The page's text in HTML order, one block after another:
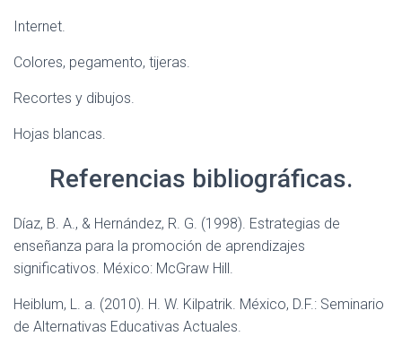
Internet.
Colores, pegamento, tijeras.
Recortes y dibujos.
Hojas blancas.
Referencias bibliográficas.
Díaz, B. A., & Hernández, R. G. (1998). Estrategias de
enseñanza para la promoción de aprendizajes
significativos. México: McGraw Hill.
Heiblum, L. a. (2010). H. W. Kilpatrik. México, D.F.: Seminario
de Alternativas Educativas Actuales.